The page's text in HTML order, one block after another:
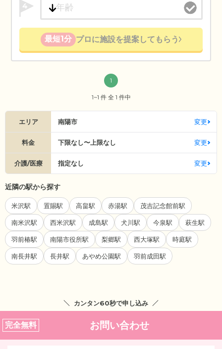
4
最短1分 プロに施設を提案してもらう
1
1~1 件 全 1 件中
エリア 南陽市 変更
料金 下限なし〜上限なし 変更
介護/医療 指定なし 変更
近隣の駅から探す
米沢駅 置賜駅 高畠駅 赤湯駅 茂吉記念館前駅
南米沢駅 西米沢駅 成島駅 犬川駅 今泉駅 萩生駅
羽前椿駅 南陽市役所駅 梨郷駅 西大塚駅 時庭駅
南長井駅 長井駅 あやめ公園駅 羽前成田駅
カンタン60秒で申し込み
完全無料 お問い合わせ